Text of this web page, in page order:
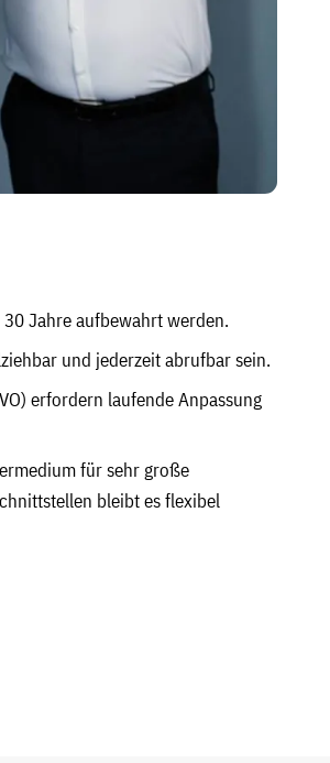
Jahre aufbewahrt werden.
und jederzeit abrufbar sein.
erfordern laufende Anpassung
für sehr große
bleibt es flexibel